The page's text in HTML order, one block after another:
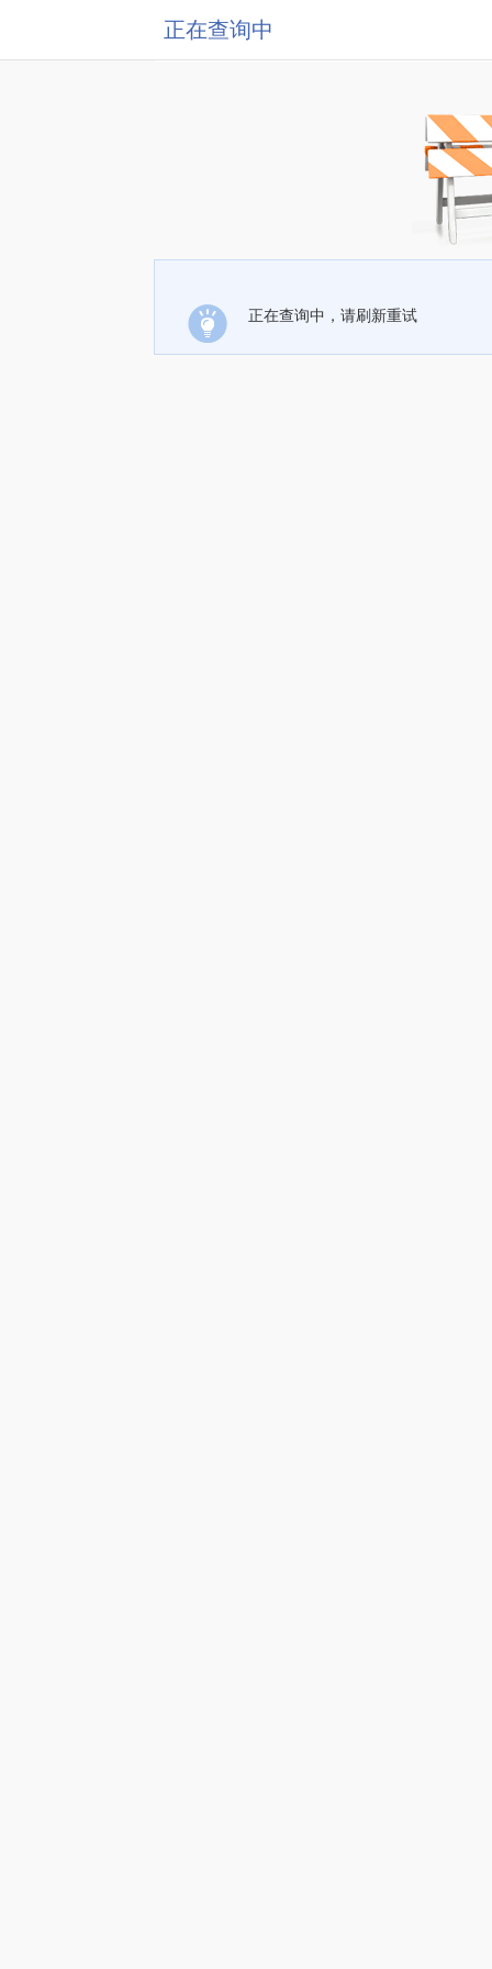
正在查询中
正在查询中，请刷新重试